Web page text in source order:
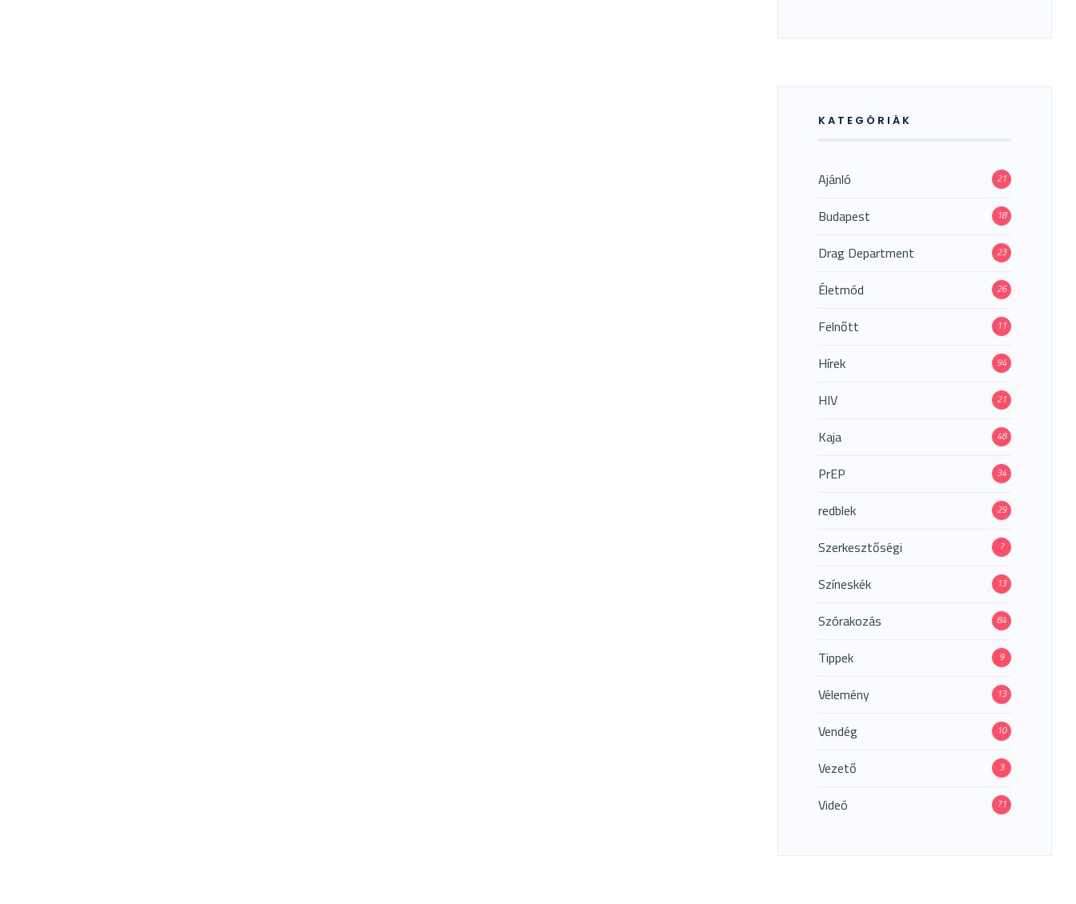
KATEGÓRIÁK
Ajánló 21
Budapest 18
Drag Department 23
Életmód 26
Felnőtt 11
Hírek 94
HIV 21
Kaja 48
PrEP 34
redblek 29
Szerkesztőségi 7
Színeskék 13
Szórakozás 84
Tippek 9
Vélemény 13
Vendég 10
Vezető 3
Videó 71